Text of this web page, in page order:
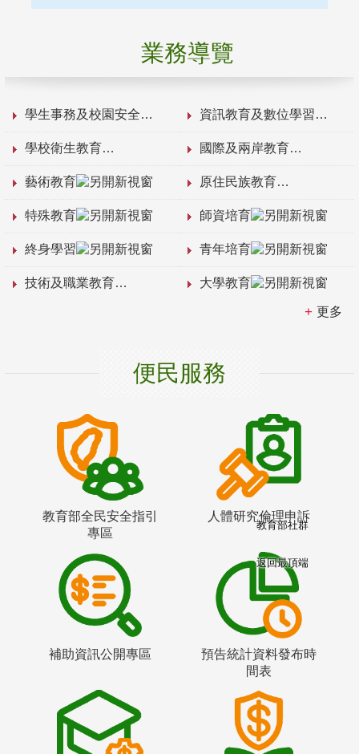
業務導覽
學生事務及校園安全 資訊教育及數位學習
學校衛生教育 國際及兩岸教育
藝術教育 原住民族教育
特殊教育 師資培育
終身學習 青年培育
技術及職業教育 大學教育
更多
便民服務
教育部全民安全指引
專區
人體研究倫理申訴
補助資訊公開專區
預告統計資料發布時
間表
教育部社群
返回最頂端